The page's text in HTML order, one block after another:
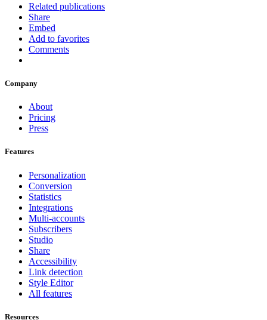
Related publications
Share
Embed
Add to favorites
Comments
Company
About
Pricing
Press
Features
Personalization
Conversion
Statistics
Integrations
Multi-accounts
Subscribers
Studio
Share
Accessibility
Link detection
Style Editor
All features
Resources